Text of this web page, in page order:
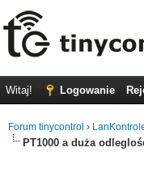
Witaj! Logowanie
Forum tinycontrol ›
PT1000 a duża